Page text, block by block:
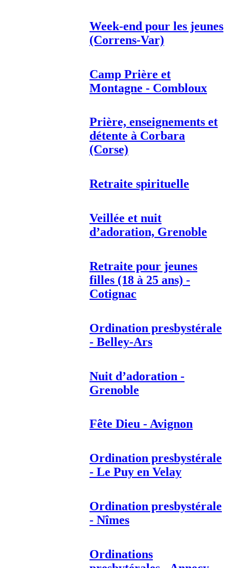
Week-end pour les jeunes
(Correns-Var)
Camp Prière et
Montagne - Combloux
Prière, enseignements et
détente à Corbara
(Corse)
Retraite spirituelle
Veillée et nuit
d’adoration, Grenoble
Retraite pour jeunes
filles (18 à 25 ans) -
Cotignac
Ordination presbystérale
- Belley-Ars
Nuit d’adoration -
Grenoble
Fête Dieu - Avignon
Ordination presbystérale
- Le Puy en Velay
Ordination presbystérale
- Nîmes
Ordinations